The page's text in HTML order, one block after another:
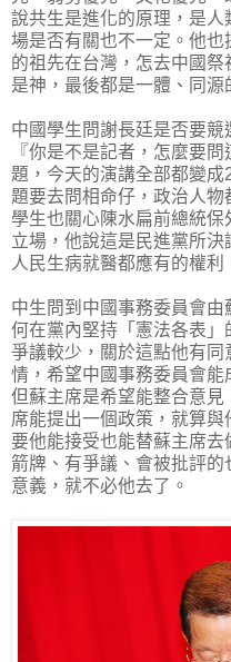
說共生是進化的原理，是
場是否有關也不一定。他
的祖先在台灣，怎去中國
是神，最後都是一體、同源
中國學生問謝長廷是否要
『你是不是記者，怎麼要
題，今天的演講全部都變
題要去問相命仔，政治人物
學生也關心陳水扁前總統
立場，他說這是民進黨所
人民生病就醫都應有的權利
中生問到中國事務委員會
何在黨內堅持「憲法各表
爭議較少，關於這點他有
情，希望中國事務委員會能
但蘇主席是希望能整合意
席能提出一個政策，就算
要他能接受也能替蘇主席
箭牌、有爭議、會被批評
意義，就不必他去了。